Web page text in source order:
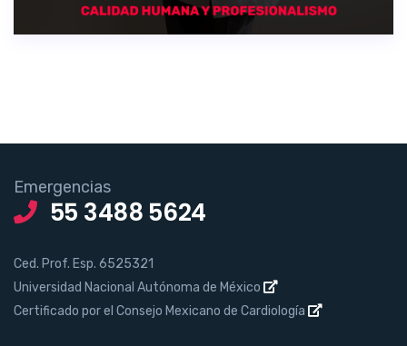
Emergencias
55 3488 5624
Ced. Prof. Esp. 6525321
Universidad Nacional Autónoma de México
Certificado por el Consejo Mexicano de Cardiología